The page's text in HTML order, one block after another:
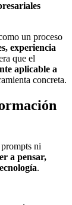
un proceso
experiencia
que el
aplicable a
concreta.
ni
a pensar,
.